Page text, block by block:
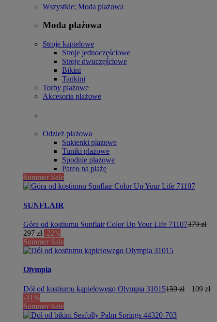
Wszystkie: Moda plażowa
Moda plażowa
Stroje kąpielowe
Stroje jednoczęściowe
Stroje dwuczęściowe
Bikini
Tankini
Torby plażowe
Akcesoria plażowe
Odzież plażowa
Sukienki plażowe
Tuniki plażowe
Spodnie plażowe
Pareo na plażę
Summer Sale
SUNFLAIR
Góra od kostiumu Sunflair Color Up Your Life 71107379 zł
297 zł -22%
Summer Sale
Olympia
Dół od kostiumu kąpielowego Olympia 31015159 zł
109 zł
-31%
Summer Sale